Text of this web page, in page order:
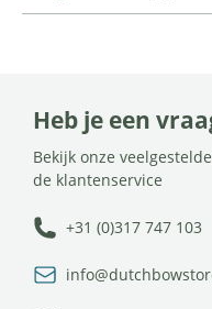
Heb je een
Bekijk onze
de klantenservice
+31 (0)317 747 103